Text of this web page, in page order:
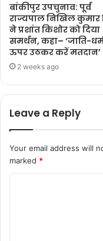
बांकीपुर उपचुनाव: पूर्व
राज्यपाल निखिल कुमार
ने प्रशांत किशोर को दिया
समर्थन, कहा– ‘जाति-
ऊपर उठकर करें मतदान’
2 weeks ago
Leave a Reply
Your email address will
marked *